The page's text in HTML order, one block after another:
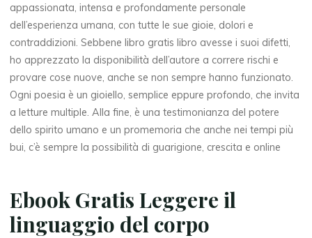
appassionata, intensa e profondamente personale
dell’esperienza umana, con tutte le sue gioie, dolori e
contraddizioni. Sebbene libro gratis libro avesse i suoi difetti,
ho apprezzato la disponibilità dell’autore a correre rischi e
provare cose nuove, anche se non sempre hanno funzionato.
Ogni poesia è un gioiello, semplice eppure profondo, che invita
a letture multiple. Alla fine, è una testimonianza del potere
dello spirito umano e un promemoria che anche nei tempi più
bui, c’è sempre la possibilità di guarigione, crescita e online
Ebook Gratis Leggere il
linguaggio del corpo